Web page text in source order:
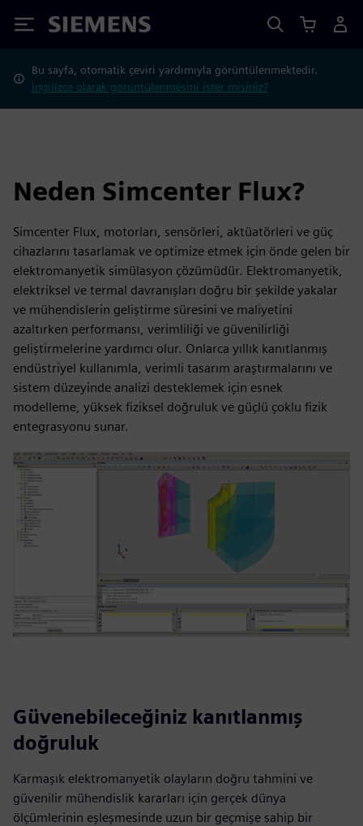
Siemens
Bu sayfa, otomatik çeviri yardımıyla görüntülenmektedir.
İngilizce olarak görüntülenmesini ister misiniz?
Neden Simcenter Flux?
Simcenter Flux, motorları, sensörleri, aktüatörleri ve güç
cihazlarını tasarlamak ve optimize etmek için önde gelen bir
elektromanyetik simülasyon çözümüdür. Elektromanyetik,
elektriksel ve termal davranışları doğru bir şekilde yakalar
ve mühendislerin geliştirme süresini ve maliyetini
azaltırken performansı, verimliliği ve güvenilirliği
geliştirmelerine yardımcı olur. Onlarca yıllık kanıtlanmış
endüstriyel kullanımla, verimli tasarım araştırmalarını ve
sistem düzeyinde analizi desteklemek için esnek
modelleme, yüksek fiziksel doğruluk ve güçlü çoklu fizik
entegrasyonu sunar.
Güvenebileceğiniz kanıtlanmış
doğruluk
Karmaşık elektromanyetik olayların doğru tahmini ve
güvenilir mühendislik kararları için gerçek dünya
ölçümlerinin eşleşmesinde uzun bir geçmişe sahip bir